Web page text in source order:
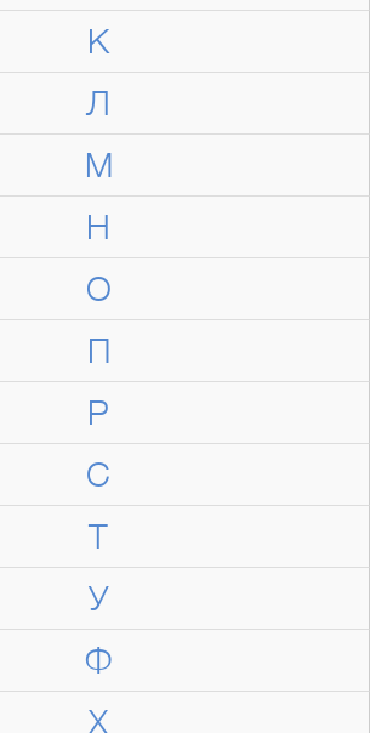
К
Л
М
Н
О
П
Р
С
Т
У
Ф
Х